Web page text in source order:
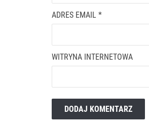
ADRES EMAIL *
WITRYNA INTERNETOWA